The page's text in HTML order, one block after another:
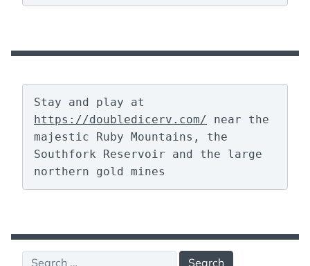
https://doubledicerv.com/ near the
majestic Ruby Mountains, the
Southfork Reservoir and the large
northern gold mines
Search